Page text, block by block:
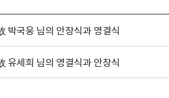
박국웅 님의 안장식과 영결식
유세희 님의 영결식과 안장식